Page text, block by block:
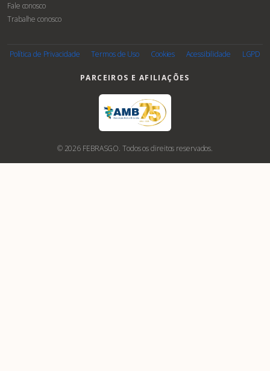
Fale conosco
Trabalhe conosco
Política de Privacidade Termos de Uso Cookies Acessibilidade LGPD
PARCEIROS E AFILIAÇÕES
© 2026 FEBRASGO. Todos os direitos reservados.